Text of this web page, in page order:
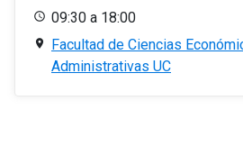
09:30 a 18:00
Facultad de Ciencias
Administrativas UC